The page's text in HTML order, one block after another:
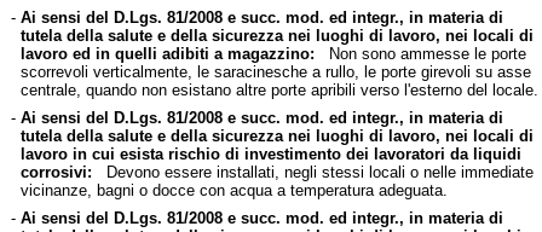
- Ai sensi del D.Lgs. 81/2008 e succ. mod. ed integr., in materia di
tutela della salute e della sicurezza nei luoghi di lavoro, nei locali di
lavoro ed in quelli adibiti a magazzino: Non sono ammesse le porte
scorrevoli verticalmente, le saracinesche a rullo, le porte girevoli su asse
centrale, quando non esistano altre porte apribili verso l'esterno del locale.
- Ai sensi del D.Lgs. 81/2008 e succ. mod. ed integr., in materia di
tutela della salute e della sicurezza nei luoghi di lavoro, nei locali di
lavoro in cui esista rischio di investimento dei lavoratori da liquidi
corrosivi: Devono essere installati, negli stessi locali o nelle immediate
vicinanze, bagni o docce con acqua a temperatura adeguata.
- Ai sensi del D.Lgs. 81/2008 e succ. mod. ed integr., in materia di